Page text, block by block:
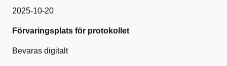
2025-10-20
Förvaringsplats för protokollet
Bevaras digitalt